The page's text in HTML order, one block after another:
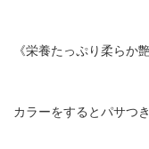
《栄養たっぷり柔らか
カラーをするとパサつ